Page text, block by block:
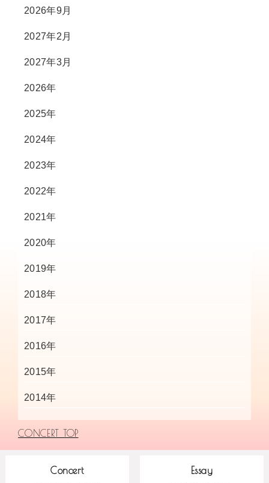
2026年9月
2027年2月
2027年3月
2026年
2025年
2024年
2023年
2022年
2021年
2020年
2019年
2018年
2017年
2016年
2015年
2014年
CONCERT TOP
Concert Essay